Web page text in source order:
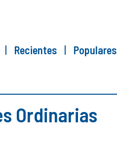
Recientes Populares
Ordinarias